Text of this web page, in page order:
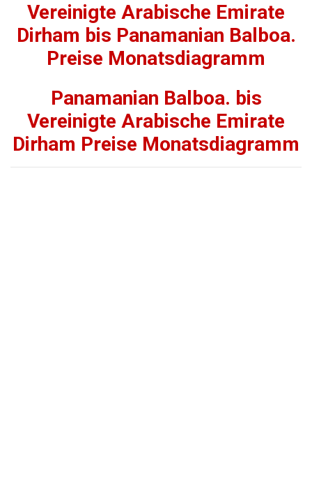
Vereinigte Arabische Emirate
Dirham bis Panamanian Balboa.
Preise Monatsdiagramm
Panamanian Balboa. bis
Vereinigte Arabische Emirate
Dirham Preise Monatsdiagramm